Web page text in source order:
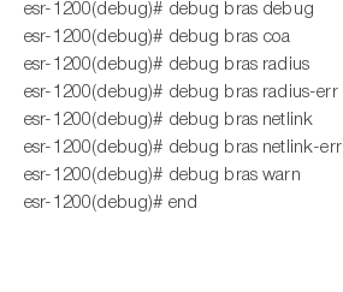
esr-1200(debug)# debug bras debug
esr-1200(debug)# debug bras coa
esr-1200(debug)# debug bras radius
esr-1200(debug)# debug bras radius-err
esr-1200(debug)# debug bras netlink
esr-1200(debug)# debug bras netlink-err
esr-1200(debug)# debug bras warn
esr-1200(debug)# end